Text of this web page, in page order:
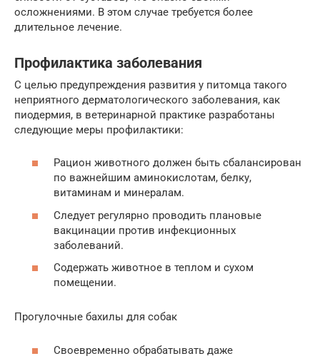
осложнениями. В этом случае требуется более
длительное лечение.
Профилактика заболевания
С целью предупреждения развития у питомца такого
неприятного дерматологического заболевания, как
пиодермия, в ветеринарной практике разработаны
следующие меры профилактики:
Рацион животного должен быть сбалансирован
по важнейшим аминокислотам, белку,
витаминам и минералам.
Следует регулярно проводить плановые
вакцинации против инфекционных
заболеваний.
Содержать животное в теплом и сухом
помещении.
Прогулочные бахилы для собак
Своевременно обрабатывать даже